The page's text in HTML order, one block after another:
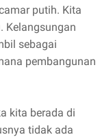
putih. Kita
Kelangsungan
sebagai
pembangunan
kita berada di
tidak ada